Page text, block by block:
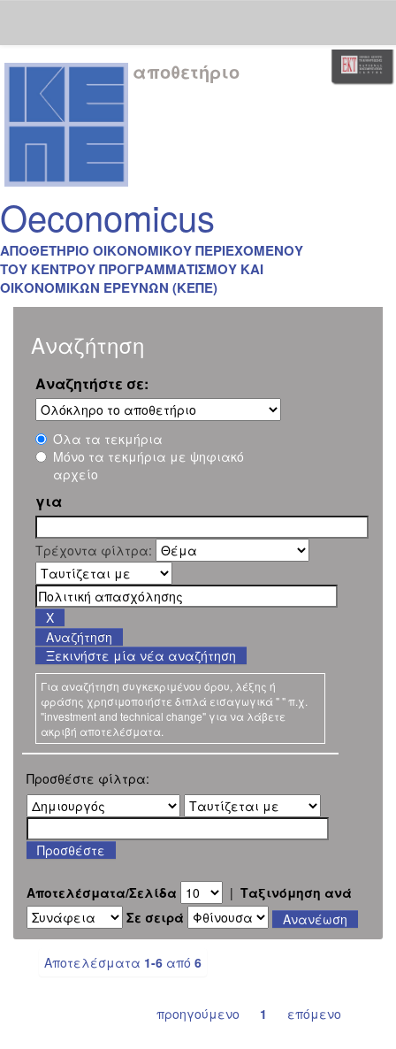
Skip
navigation
αποθετήριο
Oeconomicus
ΑΠΟΘΕΤΗΡΙΟ ΟΙΚΟΝΟΜΙΚΟΥ ΠΕΡΙΕΧΟΜΕΝΟΥ
ΤΟΥ ΚΕΝΤΡΟΥ ΠΡΟΓΡΑΜΜΑΤΙΣΜΟΥ ΚΑΙ
ΟΙΚΟΝΟΜΙΚΩΝ ΕΡΕΥΝΩΝ (ΚΕΠΕ)
Αναζήτηση
Αναζητήστε σε:
Όλα τα τεκμήρια
Μόνο τα τεκμήρια με ψηφιακό
αρχείο
για
Τρέχοντα φίλτρα:
Ξεκινήστε μία νέα αναζήτηση
Για αναζήτηση συγκεκριμένου όρου, λέξης ή
φράσης χρησιμοποιήστε διπλά εισαγωγικά " " π.χ.
"investment and technical change" για να λάβετε
ακριβή αποτελέσματα.
Προσθέστε φίλτρα:
Αποτελέσματα/Σελίδα | Ταξινόμηση ανά
Σε σειρά
Αποτελέσματα 1-6 από 6
προηγούμενο 1 επόμενο